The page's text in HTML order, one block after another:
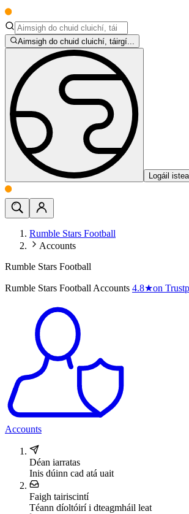
Aimsigh do chuid cluichí, táirgí...
Logáil
Rumble Stars Football
Accounts
Rumble Stars Football
Rumble Stars Football Accounts 4.8★on
Accounts
Déan iarratas
Inis dúinn cad atá uait
Faigh tairiscintí
Téann díoltóirí i dteagmháil leat